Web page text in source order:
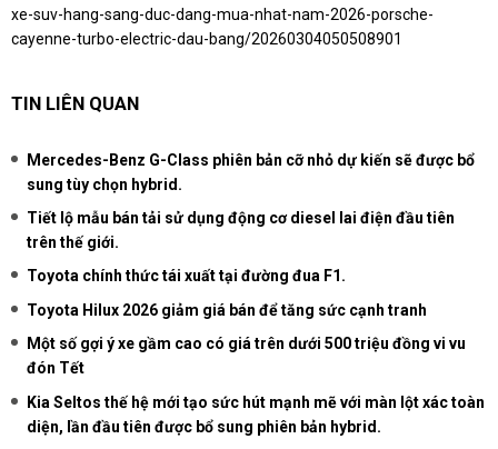
xe-suv-hang-sang-duc-dang-mua-nhat-nam-2026-porsche-
cayenne-turbo-electric-dau-bang/20260304050508901
TIN LIÊN QUAN
Mercedes-Benz G-Class phiên bản cỡ nhỏ dự kiến sẽ được bổ
sung tùy chọn hybrid.
Tiết lộ mẫu bán tải sử dụng động cơ diesel lai điện đầu tiên
trên thế giới.
Toyota chính thức tái xuất tại đường đua F1.
Toyota Hilux 2026 giảm giá bán để tăng sức cạnh tranh
Một số gợi ý xe gầm cao có giá trên dưới 500 triệu đồng vi vu
đón Tết
Kia Seltos thế hệ mới tạo sức hút mạnh mẽ với màn lột xác toàn
diện, lần đầu tiên được bổ sung phiên bản hybrid.